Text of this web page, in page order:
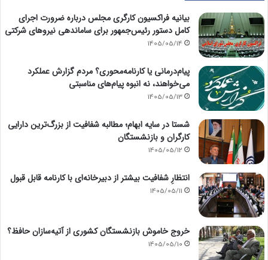
بیانیه فراکسیون کارگری مجلس درباره ضرورت اجرای
کامل دستور رئیس‌جمهور برای ساماندهی نیروهای شرکتی
1405/05/14
پیام‌درمانی یا کارنامه‌محوری؟ مردم گزارش عملکرد
می‌خواهند، نه انبوه پیام‌های مناسبتی
1405/05/13
شستا در سایه ابهام؛ مطالبه شفافیت از بزرگ‌ترین دارایی
کارگران و بازنشستگان
1405/05/12
انتظارِ شفافیت بیشتر از دبیرخانه‌ای با کارنامه قابل قبول
1405/05/11
خروج خاموش بازنشستگان کشوری از آتیه‌سازان حافظ؟
1405/05/10